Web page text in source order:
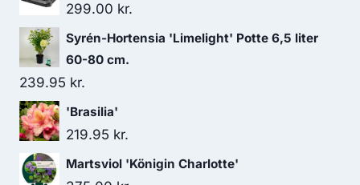
299.00 kr.
Syrén-Hortensia 'Limelight' Potte 6,5 liter
60-80 cm.
239.95 kr.
'Brasilia'
219.95 kr.
Martsviol 'Königin Charlotte'